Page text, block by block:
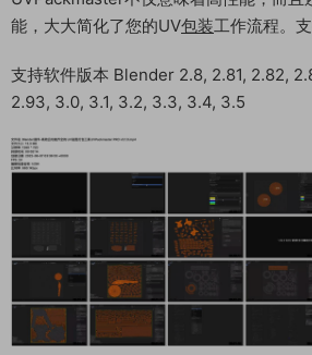
能，大大简化了您的UV包装工作流程。
支持软件版本 Blender 2.8, 2.81, 2.82,
2.93, 3.0, 3.1, 3.2, 3.3, 3.4, 3.5